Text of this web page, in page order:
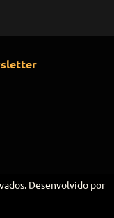
Desenvolvido por